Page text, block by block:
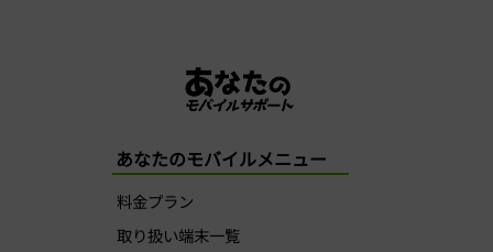
あなたのモバイルメニュー
料金プラン
取り扱い端末一覧